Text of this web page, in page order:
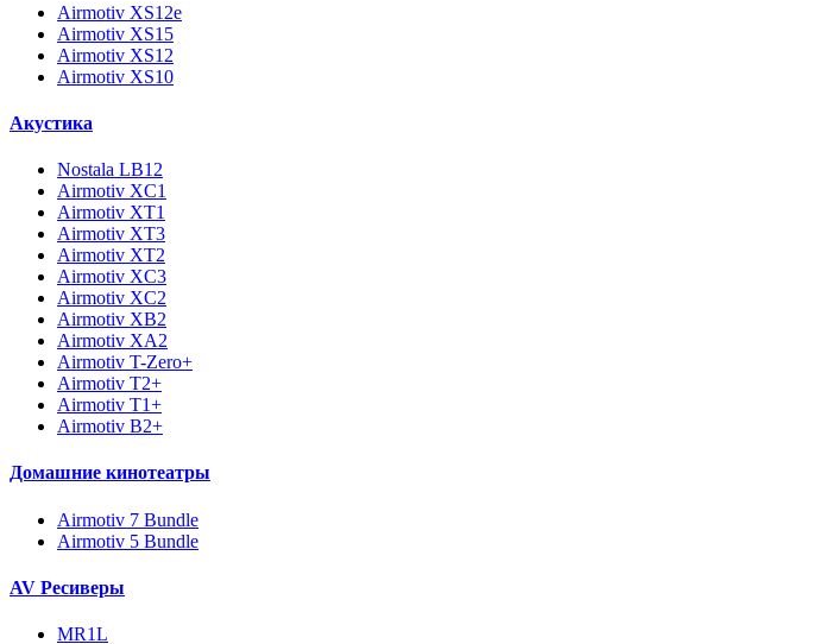
Airmotiv XS12e
Airmotiv XS15
Airmotiv XS12
Airmotiv XS10
Акустика
Nostala LB12
Airmotiv XC1
Airmotiv XT1
Airmotiv XT3
Airmotiv XT2
Airmotiv XC3
Airmotiv XC2
Airmotiv XB2
Airmotiv XA2
Airmotiv T-Zero+
Airmotiv T2+
Airmotiv T1+
Airmotiv B2+
Домашние кинотеатры
Airmotiv 7 Bundle
Airmotiv 5 Bundle
AV Ресиверы
MR1L